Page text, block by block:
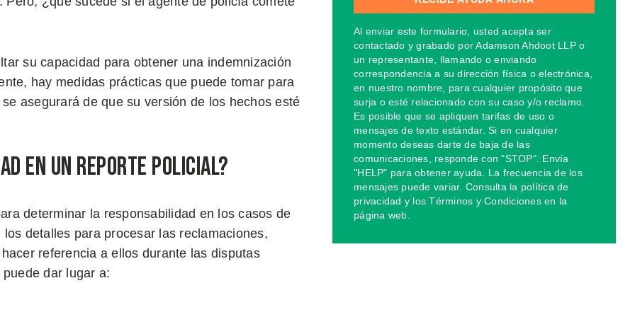
su capacidad para obtener una indemnización
hay medidas prácticas que puede tomar para
asegurará de que su versión de los hechos esté
en un Reporte Policial?
determinar la responsabilidad en los casos de
detalles para procesar las reclamaciones,
referencia a ellos durante las disputas
dar lugar a:
Al enviar este formulario, usted acepta ser
contactado y grabado por Adamson Ahdoot LLP o
un representante, llamando o enviando
correspondencia a su dirección física o electrónica,
en nuestro nombre, para cualquier propósito que
surja o esté relacionado con su caso y/o reclamo.
Es posible que se apliquen tarifas de uso o
mensajes de texto estándar. Si en cualquier
momento deseas darte de baja de las
comunicaciones, responde con "STOP". Envía
"HELP" para obtener ayuda. La frecuencia de los
mensajes puede variar. Consulta la política de
privacidad y los Términos y Condiciones en la
página web.